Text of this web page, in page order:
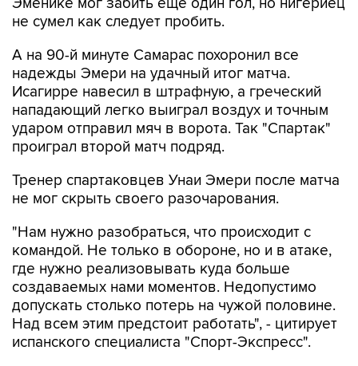
не сумел как следует пробить.
А на 90-й минуте Самарас похоронил все
надежды Эмери на удачный итог матча.
Исагирре навесил в штрафную, а греческий
нападающий легко выиграл воздух и точным
ударом отправил мяч в ворота. Так "Спартак"
проиграл второй матч подряд.
Тренер спартаковцев Унаи Эмери после матча
не мог скрыть своего разочарования.
"Нам нужно разобраться, что происходит с
командой. Не только в обороне, но и в атаке,
где нужно реализовывать куда больше
создаваемых нами моментов. Недопустимо
допускать столько потерь на чужой половине.
Над всем этим предстоит работать", - цитирует
испанского специалиста "Спорт-Экспресс".